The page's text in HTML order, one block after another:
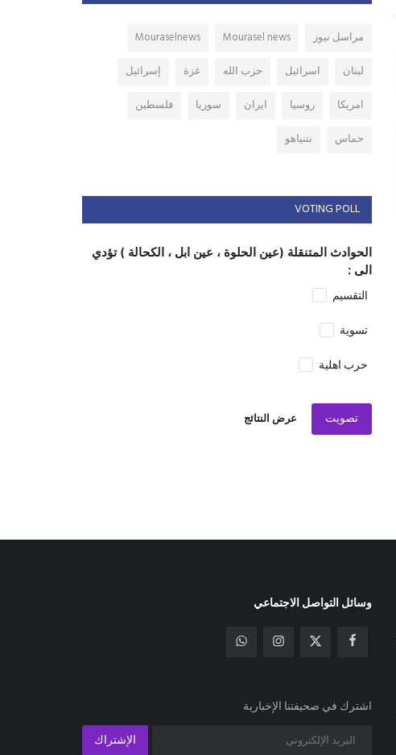
مراسل نيوز Mourasel news
Mouraselnews
لبنان
اسرائيل حزب الله غزة
إسرائيل
امريكا
روسيا ايران سوريا
فلسطين
حماس
نتنياهو
VOTING POLL
الحوادث المتنقلة (عين الحلوة ، عين ابل ، الكحالة ) تؤدي
الى :
التقسيم
تسوية
حرب اهلية
تصويت عرض النتائج
وسائل التواصل الاجتماعي
اشترك في صحيفتنا الإخبارية
الإشتراك